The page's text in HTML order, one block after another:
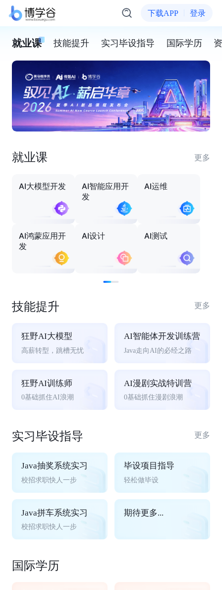
下载APP 登录
就业课 技能提升 实习毕设指导 国际学历
就业课 更多
AI大模型开发
AI智能应用开
发
AI运维
AI鸿蒙应用开
发
AI设计 AI测试
技能提升 更多
狂野AI大模型
高薪转型，跳槽无忧
AI智能体开发训练营
Java走向AI的必经之路
狂野AI训练师
0基础抓住AI浪潮
AI漫剧实战特训营
0基础抓住漫剧浪潮
实习毕设指导 更多
Java抽奖系统实习
校招求职快人一步
毕设项目指导
轻松做毕设
Java拼车系统实习
校招求职快人一步
期待更多...
国际学历